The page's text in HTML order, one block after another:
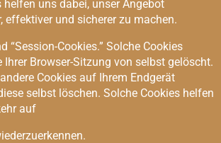
helfen uns dabei, unser Angebot
effektiver und sicherer zu machen.
“Session-Cookies.” Solche Cookies
Ihrer Browser-Sitzung von selbst gelöscht.
Cookies auf Ihrem Endgerät
selbst löschen. Solche Cookies helfen
auf